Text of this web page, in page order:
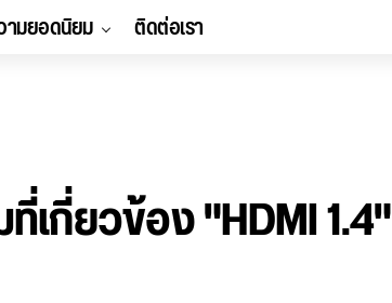
ามยอดนิยม ติดต่อเรา
เกี่ยวข้อง "HDMI 1.4"